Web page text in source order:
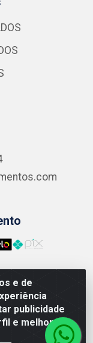
e de
publicidade
e melhorar a
ALIMENTICIOS
RJ -